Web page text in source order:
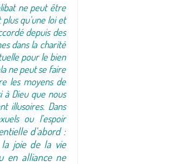
ne peut être
qu’une loi et
depuis des
dans la charité
pour le bien
ne peut se faire
les moyens de
à Dieu que nous
illusoires. Dans
ou l’espoir
d’abord :
joie de la vie
en alliance ne